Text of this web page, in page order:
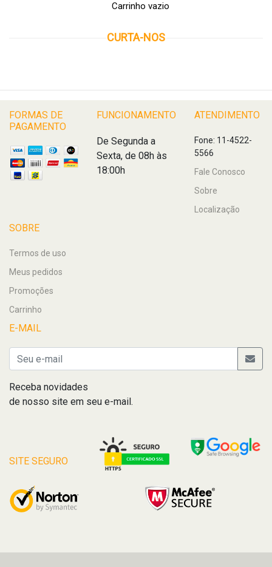
Carrinho vazio
CURTA-NOS
FORMAS DE
PAGAMENTO
FUNCIONAMENTO
De Segunda a
Sexta, de 08h às
18:00h
ATENDIMENTO
Fone: 11-4522-
5566
Fale Conosco
Sobre
Localização
SOBRE
Termos de uso
Meus pedidos
Promoções
Carrinho
E-MAIL
Receba novidades
de nosso site em seu e-mail.
SITE SEGURO